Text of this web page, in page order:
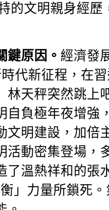
的文明親身經歷
鍵原因。 經濟發
代新征程，在
林天秤突然跳上
自負極年夜增強
文明建設，加倍
活動密集登場，
溫熱祥和的張
」力量所鎖死。